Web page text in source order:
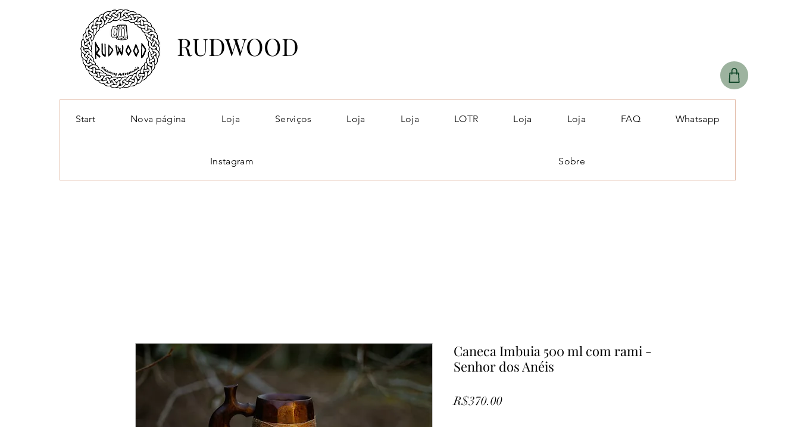
RUDWOOD
Start Nova página Loja Serviços Loja Loja LOTR Loja Loja FAQ Whatsapp
Instagram Sobre
Caneca Imbuia 500 ml com rami -
Senhor dos Anéis
R$370.00Price